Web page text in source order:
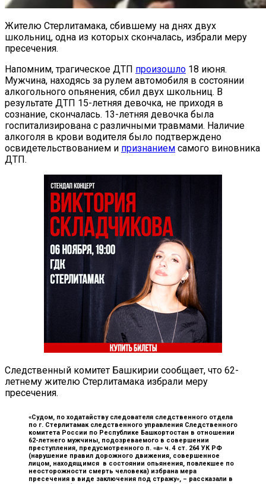
Жителю Стерлитамака, сбившему на днях двух
школьниц, одна из которых скончалась, избрали меру
пресечения.
Напомним, трагическое ДТП произошло 18 июня.
Мужчина, находясь за рулем автомобиля в состоянии
алкогольного опьянения, сбил двух школьниц. В
результате ДТП 15-летняя девочка, не приходя в
сознание, скончалась. 13-летняя девочка была
госпитализирована с различными травмами. Наличие
алкоголя в крови водителя было подтверждено
освидетельствованием и признанием самого виновника
ДТП.
Следственный комитет Башкирии сообщает, что 62-
летнему жителю Стерлитамака избрали меру
пресечения.
«Судом, по ходатайству следователя следственного отдела
по г. Стерлитамак следственного управления Следственного
комитета России по Республике Башкортостан в отношении
62-летнего мужчины, подозреваемого в совершении
преступления, предусмотренного п. «а» ч. 4 ст. 264 УК РФ
(нарушение правил дорожного движения, совершенное
лицом, находящимся в состоянии опьянения, повлекшее по
неосторожности смерть человека) избрана мера
пресечения в виде заключения под стражу», – рассказали в